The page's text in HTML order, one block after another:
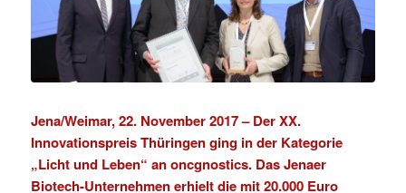
Jena/Weimar, 22. November 2017 – DerXX.
Innovationspreis Thüringenging in der Kategorie
„Licht und Leben“ anoncgnostics. Das Jenaer
Biotech-Unternehmen erhielt die mit 20.000 Euro